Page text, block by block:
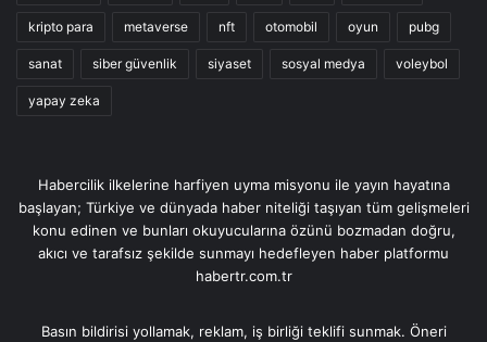
kripto para metaverse nft otomobil oyun pubg
sanat siber güvenlik siyaset sosyal medya voleybol
yapay zeka
Habercilik ilkelerine harfiyen uyma misyonu ile yayın hayatına
başlayan; Türkiye ve dünyada haber niteliği taşıyan tüm gelişmeleri
konu edinen ve bunları okuyucularına özünü bozmadan doğru,
akıcı ve tarafsız şekilde sunmayı hedefleyen haber platformu
habertr.com.tr
Basın bildirisi yollamak, reklam, iş birliği teklifi sunmak. Öneri